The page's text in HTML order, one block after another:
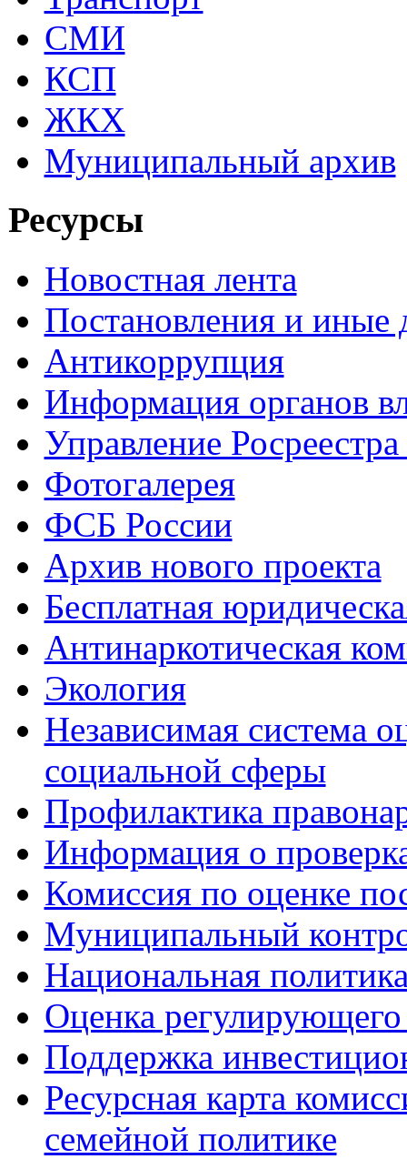
СМИ
КСП
ЖКХ
Муниципальный архив
Ресурсы
Новостная лента
Постановления и иные
Антикоррупция
Информация органов
Управление
Фотогалерея
ФСБ России
Архив нового проекта
Бесплатная
Антинаркотическая
Экология
Независимая система
социальной сферы
Профилактика
Информация о
Комиссия по оценке
Муниципальный
Национальная
Оценка регулирующего
Поддержка
Ресурсная карта
семейной политике